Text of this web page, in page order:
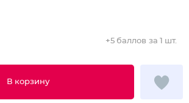
В корзину
+5 баллов за 1 шт.